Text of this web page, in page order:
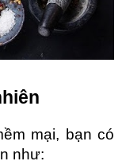
mại, bạn có
như: